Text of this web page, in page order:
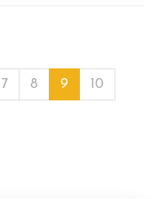
7 8 9 10